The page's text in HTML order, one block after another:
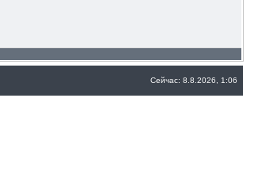
Сейчас: 8.8.2026, 1:06